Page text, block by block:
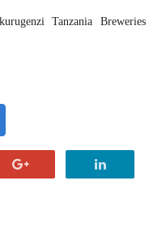
Tanzania Breweries